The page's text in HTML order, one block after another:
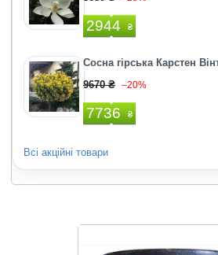
2944 ₴
Сосна гірська Карстен
9670 ₴ –20%
7736 ₴
Всі акційні товари